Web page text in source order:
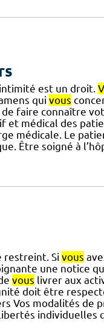
est un droit.
qui vous
faire connaître
et médical des
médicale. Le
Être soigné à
restreint. Si vous
une notice
vous livrer aux
doit être
Vos modalités de
individuelles